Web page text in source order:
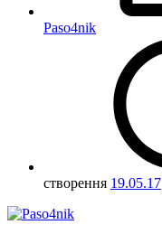
Paso4nik
створення 19.05.17